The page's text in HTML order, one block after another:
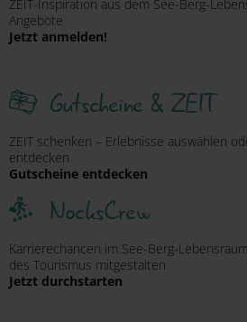
ZEIT-Inspiration aus dem See-Berg-
Angebote
Jetzt anmelden!
Gutscheine & ZEIT
ZEIT schenken – Erlebnisse auswählen
entdecken
Gutscheine entdecken
NocksCrew
Karrierechancen im See-Berg-
des Tourismus mitgestalten
Jetzt durchstarten